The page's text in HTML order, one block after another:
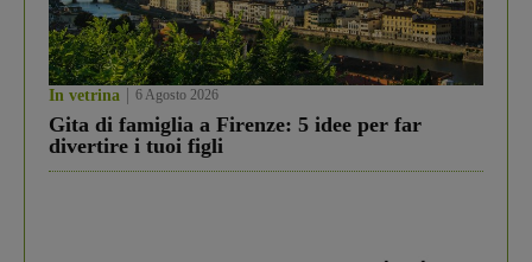
In vetrina 6 Agosto 2026
Gita di famiglia a Firenze: 5 idee per far
divertire i tuoi figli